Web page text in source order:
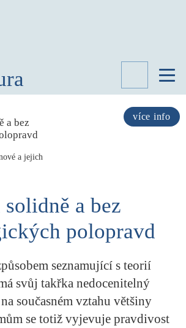
více info
PŘEHLED
STUDIE
KRITIKA PŘEKLADU
a jejich
a bez
polopravd
seznamující s teorií
svůj takřka nedocenitelný
současném vztahu většiny
se totiž vyjevuje pravdivost